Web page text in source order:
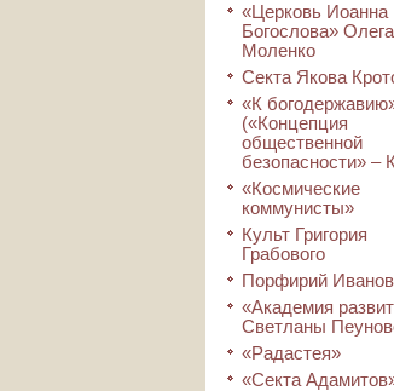
«Церковь Иоанна
Богослова» Олега
Моленко
Секта Якова
«К
(«Концепция
общественной
безопасности» –
«Космические
коммунисты»
Культ Григория
Грабового
Порфирий Иванов
«Академия
Светланы
«Радастея»
«Секта